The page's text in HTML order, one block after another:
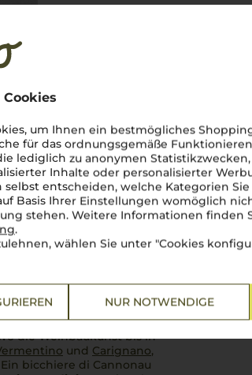
um Ihnen ein bestmögliches
für das ordnungsgemäße
lediglich zu anonymen
Inhalte oder personalisierter
entscheiden, welche Kategorien
Basis Ihrer Einstellungen womöglich
stehen. Weitere Informationen finden
.
wählen Sie unter "Cookies
NUR NOTWENDIGE
nicht nur mit ihren
auch mit ihren
wahres Fest für die
Bergen – ein
die Weinbaukunst bis in
und Carignano,
bicchiere di Cannonau